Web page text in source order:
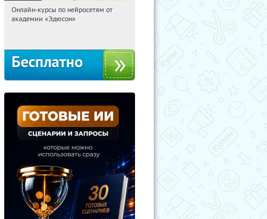
20:52:46 Получили:
Онлайн-курсы по нейросетям от
академии «Эдюсон»
Бесплатно